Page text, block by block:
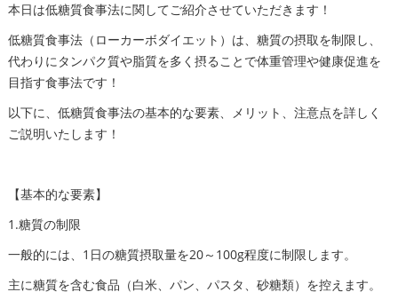
本日は低糖質食事法に関してご紹介させていただきます！
低糖質食事法（ローカーボダイエット）は、糖質の摂取を制限し、
代わりにタンパク質や脂質を多く摂ることで体重管理や健康促進を
目指す食事法です！
以下に、低糖質食事法の基本的な要素、メリット、注意点を詳しく
ご説明いたします！
【基本的な要素】
1.糖質の制限
一般的には、1日の糖質摂取量を20～100g程度に制限します。
主に糖質を含む食品（白米、パン、パスタ、砂糖類）を控えます。